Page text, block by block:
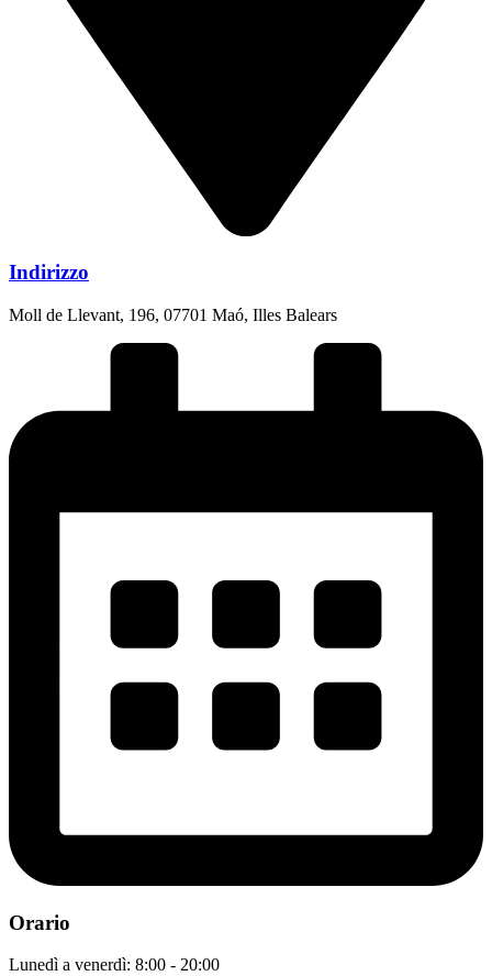
Indirizzo
Moll de Llevant, 196, 07701 Maó, Illes Balears
Orario
Lunedì a venerdì: 8:00 - 20:00